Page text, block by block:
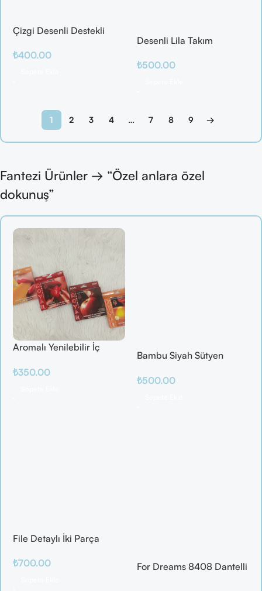
Çizgi Desenli Destekli
₺400.00
Desenli Lila Takım
₺500.00
1 2 3 4 … 7 8 9 →
Fantezi Ürünler → “Özel anlara özel
dokunuş”
Aromalı Yenilebilir İç
/ Elma / Portakal
₺350.00
Bambu Siyah Sütyen
₺500.00
File Detaylı İki Parça
₺700.00
For Dreams 8408 Dantelli